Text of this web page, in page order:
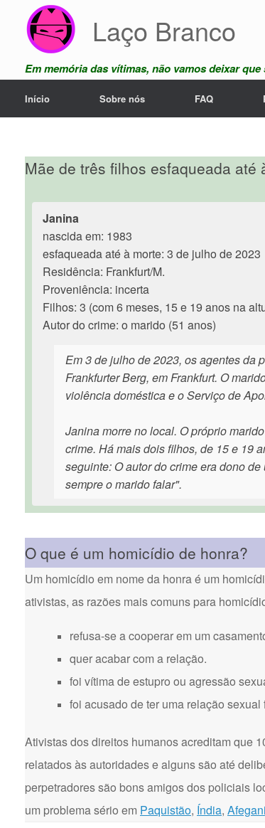
content
Laço Branco
Em memória das vítimas, não vamos deixar
Início Sobre nós FAQ
Mãe de três filhos esfaqueada até
Janina
nascida em: 1983
esfaqueada até à morte: 3 de julho de 2023
Residência: Frankfurt/M.
Proveniência: incerta
Filhos: 3 (com 6 meses, 15 e 19 anos na
Autor do crime: o marido (51 anos)
Em 3 de julho de 2023, os agentes da
Frankfurter Berg, em Frankfurt. O
violência doméstica e o Serviço de
Janina morre no local. O próprio
crime. Há mais dois filhos, de 15 e 19
seguinte: O autor do crime era dono
sempre o marido falar".
O que é um homicídio de honra?
Um homicídio em nome da honra é um
ativistas, as razões mais comuns para
refusa-se a cooperar em um
quer acabar com a relação.
foi vítima de estupro ou agressão
foi acusado de ter uma relação sexual
Ativistas dos direitos humanos acreditam que
relatados às autoridades e alguns são até
perpetradores são bons amigos dos policiais
um problema sério em Paquistão, Índia,